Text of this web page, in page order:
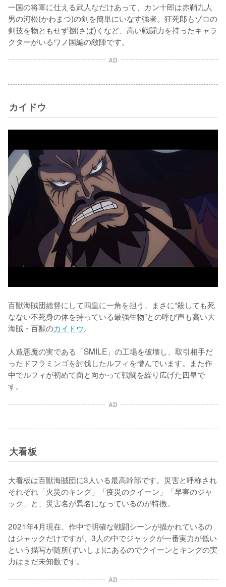
一国の将軍に仕える武人なだけあって、カン十郎は赤鞘九人
男の河松(かわまつ)の剣を簡単にいなす強者。狂死郎もゾロの
剣技を物ともせず捌(さば)くなど、高い戦闘力を持ったキャラ
クターがいるワノ国編の敵陣です。
AD
カイドウ
百獣海賊団総督にして四皇に一角を担う、まさに“殺しても死
なない不死身の体を持っている最強生物”との呼び声も高い大
海賊・百獣のカイドウ。
人造悪魔の実である「SMILE」の工場を破壊し、取引相手だ
ったドフラミンゴを討伐したルフィを憎んでいます。また作
中でルフィが初めて面と向かって戦闘を繰り広げた四皇で
す。
AD
大看板
大看板は百獣海賊団に3人いる最高幹部です。災害と呼称され
それぞれ「火災のキング」「疫災のクイーン」「早害のジャ
ック」と、災害名が異名になっているのが特徴。
2021年4月現在、作中で明確な戦闘シーンが描かれているの
はジャックだけですが、3人の中でジャックが一番実力が低い
という描写が随所(ずいしょ)にあるのでクイーンとキングの実
力はまだ未知数です。
AD